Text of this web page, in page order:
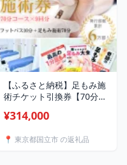
【ふるさと納税】足もみ施
術チケット引換券【70分コ
¥314,000
📍 東京都国立市 の返礼品